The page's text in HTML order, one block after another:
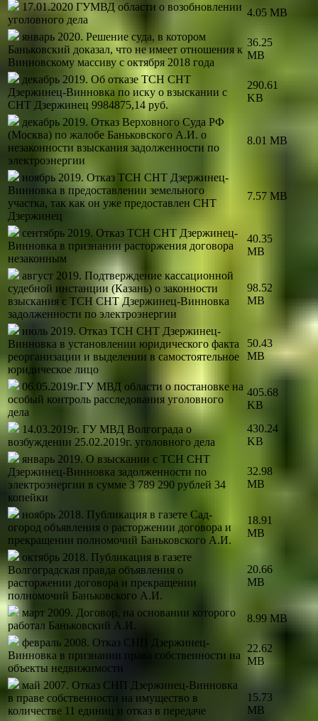
17.01.2020 ГУМВД области о возобновлении
уголовного дела
4.05 MB
январь 2020. Решение суда, в котором
Баньковский доказал, что не имеет отношения к
Винновскому массиву с октября 2018 года
36.25
MB
декабрь 2019. Об отказе ТСН СНТ
Дзержинец-Винновка по иску о взыскании с
СНТ Дзержинец 9984875,14 руб.
290.61
KB
декабрь 2019. Отказ Верховного Суда РФ
(Москва) по жалобе Баньковского А.И. о
незаконности взыскания задолженности по
электроэнергии
8.01 MB
ноябрь 2019. Отказ ТСН СНТ Дзержинец-
Винновка в предоставлении земельного
участка, так как он уже предоставлен СНТ
Дзержинец
7.57 MB
сентябрь 2019. Отказ ТСН СНТ Дзержинец-
Винновка в признании расторжения договора
незаконным
40.35
MB
август 2019. Подтверждение кассационной
судебной инстанции (Казань) о законности
взыскания с ТСН СНТ Дзержинец-Винновка
задолженности по электроэнергии
98.52
MB
июль 2019. Отказ ТСН СНТ Дзержинец-
Винновка в установлении юридического факта
реорганизации и выделении в самостоятельное
юридическое лицо
50.43
MB
06.05.2019г.ГУ МВД области о постановке на
особый контроль расследования уголовного
дела
405.68
KB
14.03.2019г. ГУ МВД Волгограда о
возбуждении 25.02.2019г. уголовного дела
430.24
KB
январь 2019. О взыскании с ТСН СНТ
Дзержинец-Винновка задолженности по
электроэнергии в сумме 3 789 290 рублей 34
копейки
32.98
MB
ноябрь 2018. Публикация в газете Сад-
огород объявления о расторжении договора и
прекращении полномочий Баньковского А.И.
18.91
MB
октябрь 2018. Публикация в газете
Волгоградская правда объявления о
расторжении договора и прекращении
полномочий Баньковского А.И.
20.66
MB
март 2009. Договор, на основании которого
работал Баньковский А.И.
8.99 MB
февраль 2008. Отказ СНП Дзержинец-
Винновка в признании права собственности на
объекты недвижимости
22.62
MB
май 2007. Отказ СНП Дзержинец-Винновка
в праве собственности на имущество в
количестве 11 единиц и отказ в передаче
15.73
MB